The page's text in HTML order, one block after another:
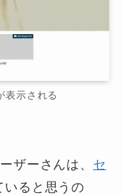
表示される
ザーさんは、 セ
いると思うの